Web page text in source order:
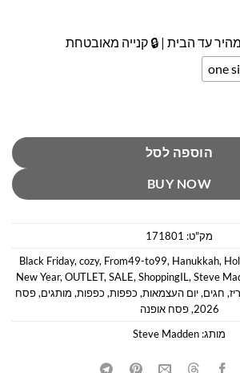
עד הבית | 🔒 קנייה מאובטחת
one
מאדן
הוספה לסל
BUY NOW
מק"ט: 171801
Black Friday, cozy, From49-to99, Hanukkah,
New Year, OUTLET, SALE, ShoppingIL, Steve
, חגים,יום העצמאות, כפפות, כפפות, מותגים,פסח
2026
,פסח אופנה
מותג: Steve Madden